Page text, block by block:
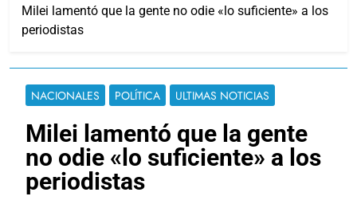
Milei lamentó que la gente no odie «lo suficiente» a los
periodistas
NACIONALES POLÍTICA ULTIMAS NOTICIAS
Milei lamentó que la gente
no odie «lo suficiente» a los
periodistas